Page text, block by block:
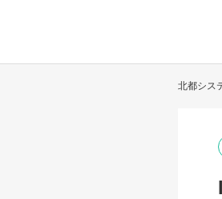
北都シス